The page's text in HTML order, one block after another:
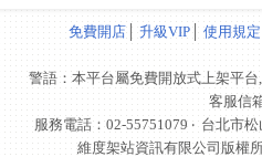
免費開店│升級VIP│ 使用規定
警語：本平台屬免費開放式上架平
客服信
服務電話：02-55751079 ‧ 台北市
維度架站資訊有限公司版權